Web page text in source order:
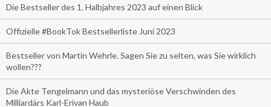
Die Bestseller des 1. Halbjahres 2023 auf einen Blick
Offizielle #BookTok Bestsellerliste Juni 2023
Bestseller von Martin Wehrle. Sagen Sie zu selten, was Sie wirklich
wollen???
Die Akte Tengelmann und das mysteriöse Verschwinden des
Milliardärs Karl-Erivan Haub